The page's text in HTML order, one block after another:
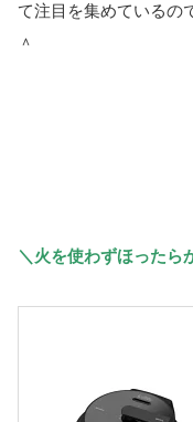
て注目を集めているの
＾
＼火を使わずほったら